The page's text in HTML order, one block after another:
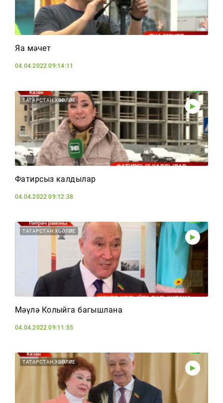
Яңа мәчет
04.04.2022 09:14:11
ТАТАРСТАН ХӘБӘРЛӘРЕ
Фатирсыз калдылар
04.04.2022 09:12:38
ТАТАРСТАН ХӘБӘРЛӘРЕ
Мәүлә Колыйга багышлана
04.04.2022 09:11:55
ТАТАРСТАН ХӘБӘРЛӘРЕ